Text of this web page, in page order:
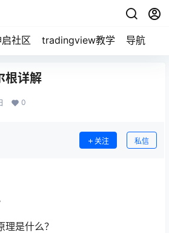
社区 tradingview教学 导航
根详解
0
关注 私信
是什么？